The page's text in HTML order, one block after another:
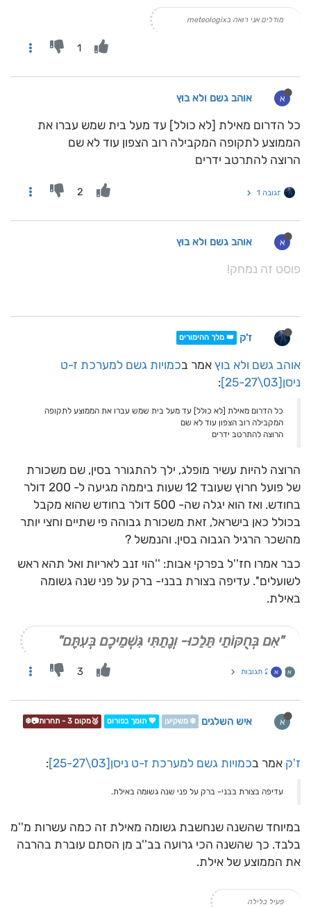
מודלים אני רואה בmeteologix
1
א אוהב גשם ולא בוץ
כל הדרום מאילת [לא כולל] עד מעל בית שמש עברו את
הממוצע לתקופה המקבילה רוב הצפון עוד לא שם
הרוצה להתרטב ידרים
תגובה 1 2
א אוהב גשם ולא בוץ
פוסט זה נמחק!
ז'ק 👑 מלך ההימורים
אוהב גשם ולא בוץ אמר בכמויות גשם למערכת ז-ט
ניסן[03\25-27]
:
כל הדרום מאילת [לא כולל] עד מעל בית שמש עברו את הממוצע לתקופה
המקבילה רוב הצפון עוד לא שם
הרוצה להתרטב ידרים
הרוצה להיות עשיר מופלג, ילך להתגורר בסין, שם משכורת
של פועל חרוץ שעובד 12 שעות ביממה מגיעה ל- 200 דולר
בחודש. ואז הוא יגלה שה- 500 דולר בחודש שהוא מקבל
בכולל כאן בישראל, זאת משכורת גבוהה פי שתיים וחצי יותר
מהשכר הרגיל הגבוה בסין. והנמשל ?
כבר אמרו חז''ל בפרקי אבות: ''הוי זנב לאריות ואל תהא ראש
לשועלים''. עדיפה בצורת בבני- ברק על פני שנה גשומה
באילת.
"אִם בְּחֻקּוֹתַי תֵּלֵכוּ- וְנָתַתִּי גִּשְׁמֵיכֶם בְּעִתָּם"
א א 2 תגובות 3
א איש השלגים ❄️ משקיען 💖 תומך בפורום 🥉מקום 3 - תחרות📷❄️
ז'ק אמר בכמויות גשם למערכת ז-ט ניסן[03\25-27] :
עדיפה בצורת בבני- ברק על פני שנה גשומה באילת.
במיוחד שהשנה שנחשבת גשומה מאילת זה כמה עשרות מ''מ
בלבד. כך שהשנה הכי גרועה בב''ב מן הסתם עוברת בהרבה
את הממוצע של אילת.
פעיל בלילה